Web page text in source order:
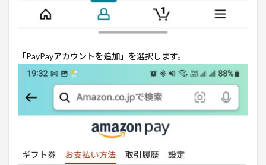
「PayPayアカウントを追加」を選択します。